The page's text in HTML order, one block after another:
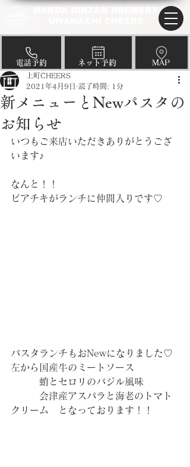
​電話予約 ​ネット予約 ​MAP
新メニューとNewパスタの
お知らせ
上町CHEERS
2021年4月9日
読了時間: 1分
いつもご来店いただきありがとうござ
います♪
なんと！！
ビアチキがランチに仲間入りです♡
パスタランチもおNewになりました♡
左から国産牛のミートソース
蛸とセロリのバジル風味
会津産アスパラと海老のトマト
クリーム　となっております！！